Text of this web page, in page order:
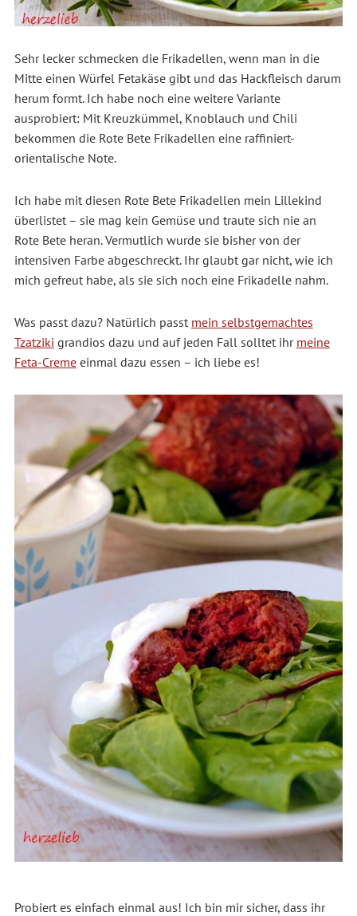
Sehr lecker schmecken die Frikadellen, wenn man in die
Mitte einen Würfel Fetakäse gibt und das Hackfleisch darum
herum formt. Ich habe noch eine weitere Variante
ausprobiert: Mit Kreuzkümmel, Knoblauch und Chili
bekommen die Rote Bete Frikadellen eine raffiniert-
orientalische Note.
Ich habe mit diesen Rote Bete Frikadellen mein Lillekind
überlistet – sie mag kein Gemüse und traute sich nie an
Rote Bete heran. Vermutlich wurde sie bisher von der
intensiven Farbe abgeschreckt. Ihr glaubt gar nicht, wie ich
mich gefreut habe, als sie sich noch eine Frikadelle nahm.
Was passt dazu? Natürlich passt mein selbstgemachtes
Tzatziki grandios dazu und auf jeden Fall solltet ihr meine
Feta-Cremeeinmal dazu essen – ich liebe es!
Probiert es einfach einmal aus! Ich bin mir sicher, dass ihr